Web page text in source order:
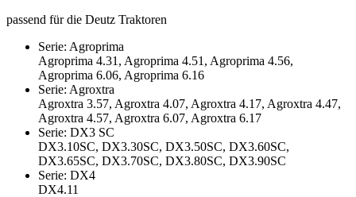
passend für die Deutz Traktoren
Serie: Agroprima
Agroprima 4.31, Agroprima 4.51, Agroprima 4.56,
Agroprima 6.06, Agroprima 6.16
Serie: Agroxtra
Agroxtra 3.57, Agroxtra 4.07, Agroxtra 4.17, Agroxtra 4.47,
Agroxtra 4.57, Agroxtra 6.07, Agroxtra 6.17
Serie: DX3 SC
DX3.10SC, DX3.30SC, DX3.50SC, DX3.60SC,
DX3.65SC, DX3.70SC, DX3.80SC, DX3.90SC
Serie: DX4
DX4.11